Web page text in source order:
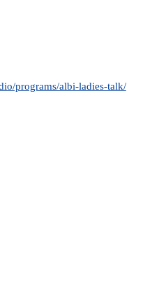
programs/albi-ladies-talk/